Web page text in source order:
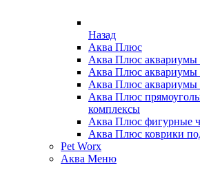
Назад
Аква Плюс
Аква Плюс
Аква Плюс
Аква Плюс аквариумы
Аква Плюс
комплексы
Аква Плюс фигурные
Аква Плюс коврики
Pet Worx
Аква Меню